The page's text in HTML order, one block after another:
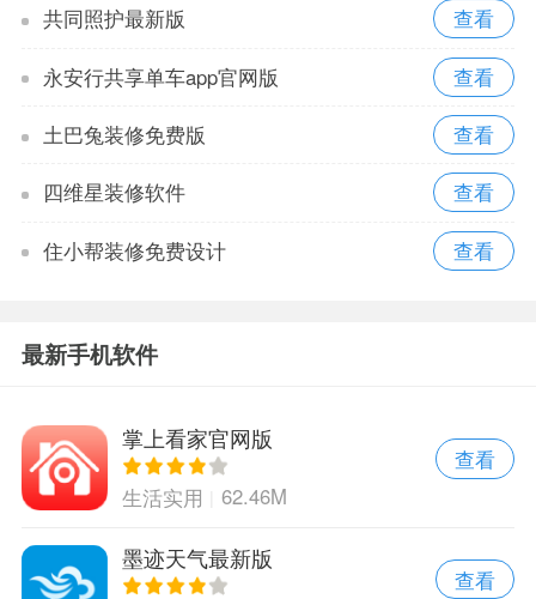
共同照护最新版
永安行共享单车app官网版
土巴兔装修免费版
四维星装修软件
住小帮装修免费设计
最新手机软件
掌上看家官网版
生活实用 62.46M
查看
墨迹天气最新版
查看